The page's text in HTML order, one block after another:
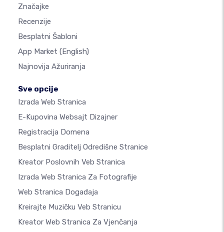
Značajke
Recenzije
Besplatni Šabloni
App Market (English)
Najnovija Ažuriranja
Sve opcije
Izrada Web Stranica
E-Kupovina Websajt Dizajner
Registracija Domena
Besplatni Graditelj Odredišne Stranice
Kreator Poslovnih Veb Stranica
Izrada Web Stranica Za Fotografije
Web Stranica Događaja
Kreirajte Muzičku Veb Stranicu
Kreator Web Stranica Za Vjenčanja